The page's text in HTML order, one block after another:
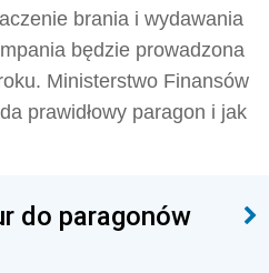
brania i wydawania
będzie prowadzona
Ministerstwo Finansów
prawidłowy paragon i jak
do paragonów